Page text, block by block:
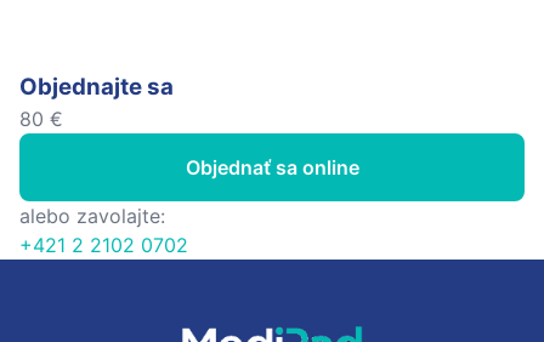
Objednajte sa
80 €
Objednať sa online
alebo zavolajte:
+421 2 2102 0702